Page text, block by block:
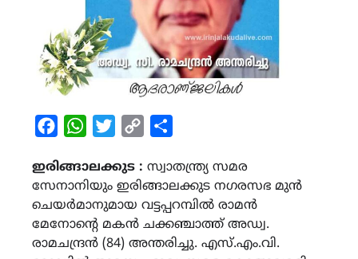
FacebookWhatsAppTwitterCopy
ഇരിങ്ങാലക്കുട : സ്വാതന്ത്ര്യ സമര
സേനാനിയും ഇരിങ്ങാലക്കുട നഗരസഭ മുൻ
ചെയർമാനുമായ വട്ടപ്പറമ്പിൽ രാമൻ
മേനോന്‍റെ മകൻ ചക്കഞ്ചാത്ത് അഡ്വ.
രാമചന്ദ്രൻ (84) അന്തരിച്ചു. എസ്.എം.വി.